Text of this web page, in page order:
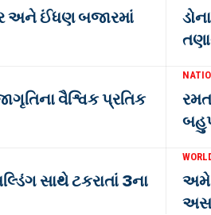
અને ઈંધણ બજારમાં
વૈશ્વિક પ્રતિક
સાથે ટકરાતાં 3ના